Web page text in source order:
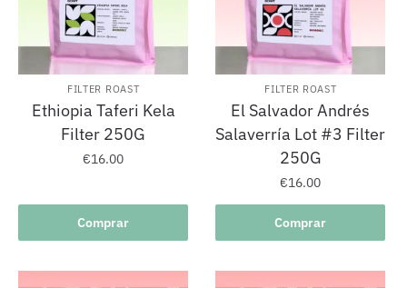
FILTER ROAST
Ethiopia Taferi Kela
Filter 250G
€16.00
Comprar
FILTER ROAST
El Salvador Andrés
Salaverría Lot #3 Filter
250G
€16.00
Comprar